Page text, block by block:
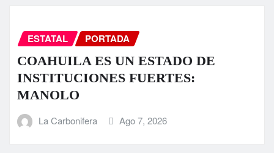
ESTATAL PORTADA
COAHUILA ES UN ESTADO DE
INSTITUCIONES FUERTES:
MANOLO
La Carbonifera Ago 7, 2026